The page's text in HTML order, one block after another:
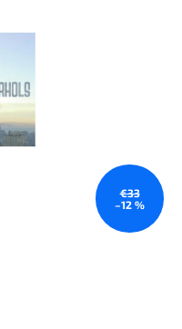
€33
–12 %